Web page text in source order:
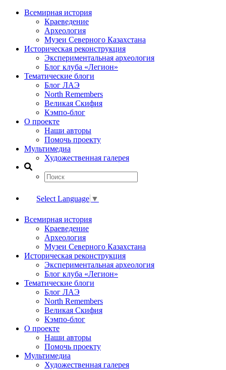
Всемирная история
Краеведение
Археология
Музеи Северного Казахстана
Историческая реконструкция
Экспериментальная археология
Блог клуба «Легион»
Тематические блоги
Блог ЛАЭ
North Remembers
Великая Скифия
Кэмпо-блог
О проекте
Наши авторы
Помочь проекту
Мультимедиа
Художественная галерея
Select Language ▼
Всемирная история
Краеведение
Археология
Музеи Северного Казахстана
Историческая реконструкция
Экспериментальная археология
Блог клуба «Легион»
Тематические блоги
Блог ЛАЭ
North Remembers
Великая Скифия
Кэмпо-блог
О проекте
Наши авторы
Помочь проекту
Мультимедиа
Художественная галерея